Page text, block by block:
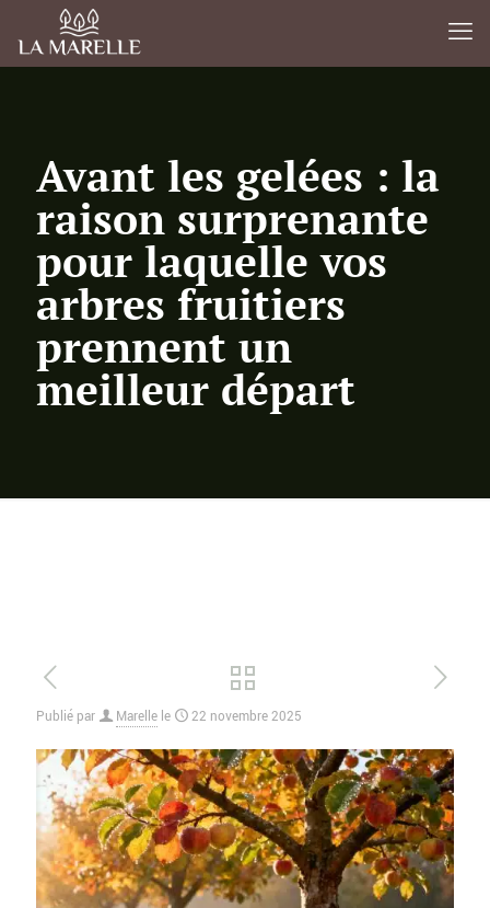
Avant les gelées : la
raison surprenante
pour laquelle vos
arbres fruitiers
prennent un
meilleur départ
Publié par Marelle le 22 novembre 2025